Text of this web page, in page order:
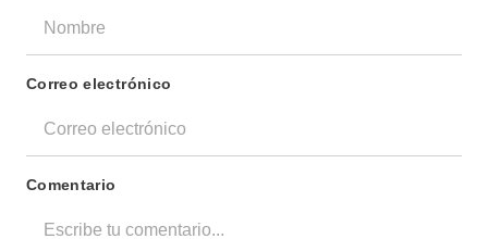
Correo electrónico
Comentario